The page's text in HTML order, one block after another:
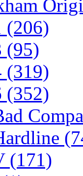
(206)
(95)
(319)
(352)
(171)